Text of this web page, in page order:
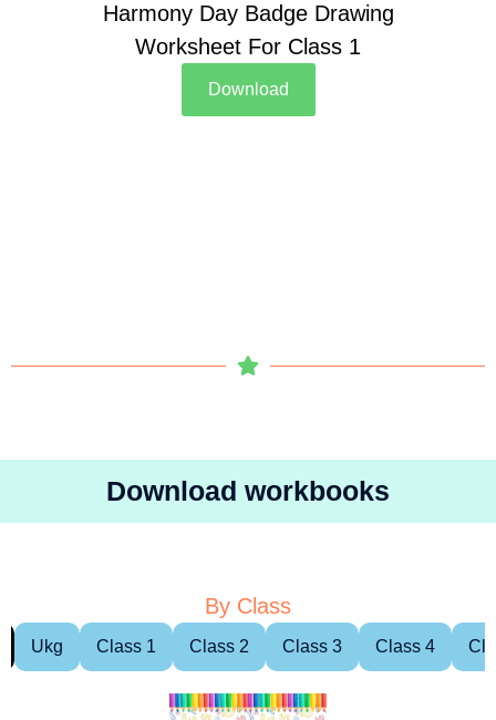
Harmony Day Badge Drawing
Worksheet For Class 1
Download
Download workbooks
By Class
Ukg Class 1 Class 2 Class 3 Class 4